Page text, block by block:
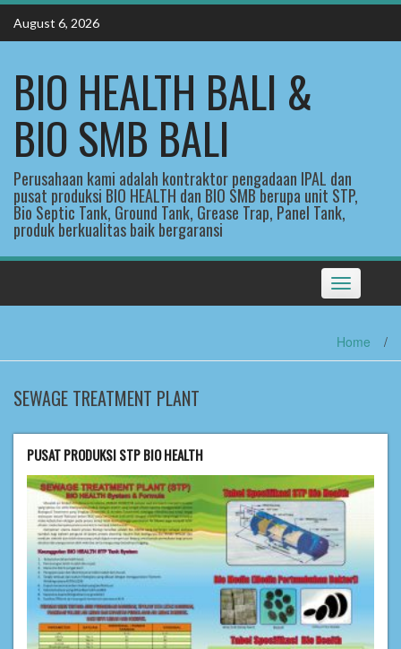
Skip
content
August 6, 2026
BIO HEALTH BALI &
BIO SMB BALI
Perusahaan kami adalah kontraktor pengadaan IPAL dan
pusat produksi BIO HEALTH dan BIO SMB berupa unit STP,
Bio Septic Tank, Ground Tank, Grease Trap, Panel Tank,
produk berkualitas baik bergaransi
Toggle
navigation
Home /
SEWAGE TREATMENT PLANT
PUSAT PRODUKSI STP BIO HEALTH